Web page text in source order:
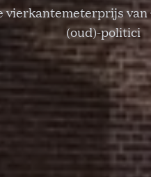
vierkantemeterprijs
(oud)-politici